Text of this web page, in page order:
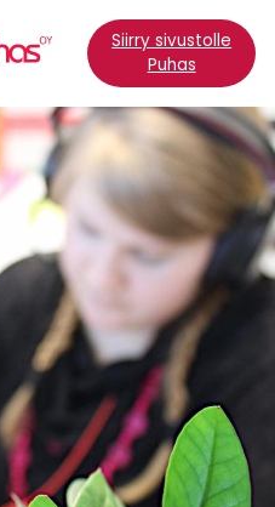
Siirry sivustolle
Puhas